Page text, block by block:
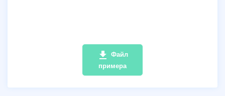
file_download Файл
примера